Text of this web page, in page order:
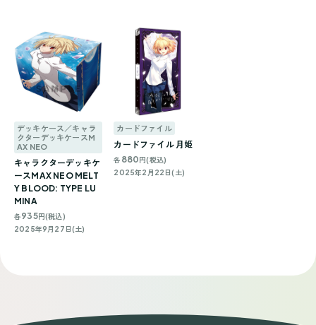
デッキケース／キャラ
クターデッキケースM
AX NEO
キャラクターデッキケ
ースMAX NEO MELT
Y BLOOD: TYPE LU
MINA
各935円(税込)
2025年9月27日(土)
カードファイル
カードファイル 月姫
各 880円(税込)
2025年2月22日(土)